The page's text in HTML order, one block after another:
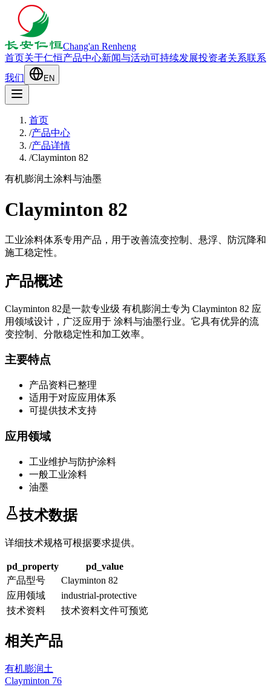
Chang'an Renheng
首页关于仁恒产品中心新闻与活动可持续发展投资者关系联系
我们
EN
首页
/产品中心
/产品详情
/Clayminton 82
有机膨润土涂料与油墨
Clayminton 82
工业涂料体系专用产品，用于改善流变控制、悬浮、防沉降和
施工稳定性。
产品概述
Clayminton 82是一款专业级 有机膨润土专为 Clayminton 82 应
用领域设计，广泛应用于 涂料与油墨行业。它具有优异的流
变控制、分散稳定性和加工效率。
主要特点
产品资料已整理
适用于对应应用体系
可提供技术支持
应用领域
工业维护与防护涂料
一般工业涂料
油墨
技术数据
详细技术规格可根据要求提供。
pd_property
pd_value
产品型号
Clayminton 82
应用领域
industrial-protective
技术资料
技术资料文件可预览
相关产品
有机膨润土
Clayminton 76